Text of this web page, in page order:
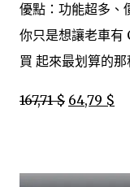
優點：功能超多、
你只是想讓老車有
買 起來最划算的那
167,71 $ 64,79 $